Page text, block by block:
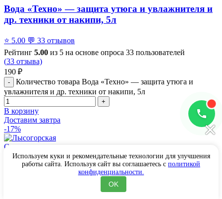
Вода «Техно» — защита утюга и увлажнителя и
др. техники от накипи, 5л
⭐ 5.00 💬 33 отзывов
Рейтинг 5.00 из 5 на основе опроса 33 пользователей
(33 отзыва)
190 ₽
Количество товара Вода «Техно» — защита утюга и
увлажнителя и др. техники от накипи, 5л
В корзину
Доставим завтра
-17%
Сравнить
В список желаний
Закрыть
Вода «Лысогорская» — детокс очищение
×
Используем куки и рекомендательные технологии для улучшения
работы сайта. Используя сайт вы соглашаетесь с политикой
конфиденциальности.
OK